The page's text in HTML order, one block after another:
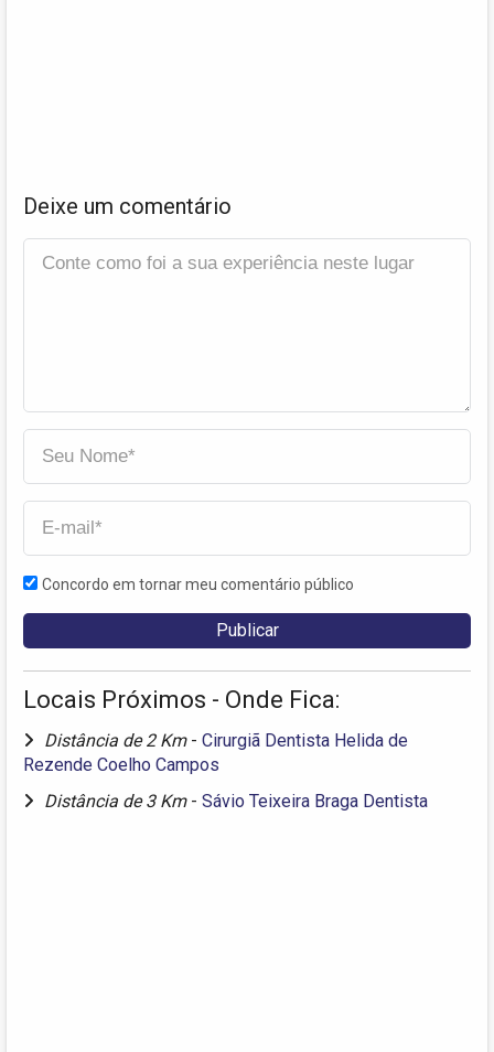
Deixe um comentário
Concordo em tornar meu comentário público
Locais Próximos - Onde Fica:
Distância de 2 Km - Cirurgiã Dentista Helida de
Rezende Coelho Campos
Distância de 3 Km - Sávio Teixeira Braga Dentista